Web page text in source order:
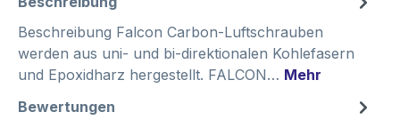
Beschreibung Falcon Carbon-Luftschrauben
werden aus uni- und bi-direktionalen Kohlefasern
und Epoxidharz hergestellt. FALCON… Mehr
Bewertungen